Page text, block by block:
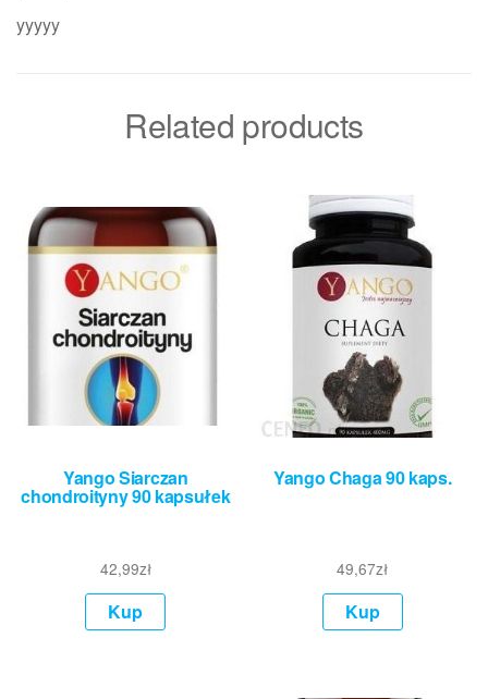
yyyyy
Related products
Yango Siarczan
chondroityny 90 kapsułek
42,99zł
Kup
Yango Chaga 90 kaps.
49,67zł
Kup